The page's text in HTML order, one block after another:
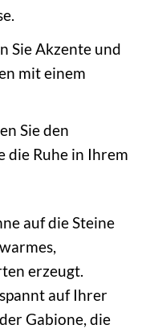
Sie Akzente und
mit einem
Sie den
die Ruhe in Ihrem
auf die Steine
erzeugt.
auf Ihrer
Gabione, die